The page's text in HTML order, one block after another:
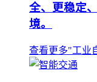
全、更稳定
境。
查看更多"工业